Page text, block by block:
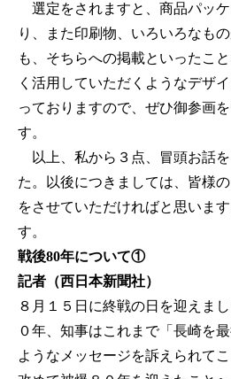
選定をされますと、商品パッ
り、また印刷物、いろいろなも
も、そちらへの掲載といったこ
く活用していただくようなデザ
っておりますので、ぜひ御参画
す。
以上、私から３点、冒頭お話
た。以後につきましては、皆様
をさせていただければと思いま
す。
戦後80年について①
記者（西日本新聞社）
８月１５日に終戦の日を迎えま
０年、知事はこれまで「長崎を
ようなメッセージを訴えられて